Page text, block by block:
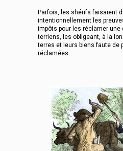
Parfois, les shérifs faisaient
intentionnellement les
impôts pour les réclamer une
terriens, les obligeant, à la
terres et leurs biens faute de
réclamées.